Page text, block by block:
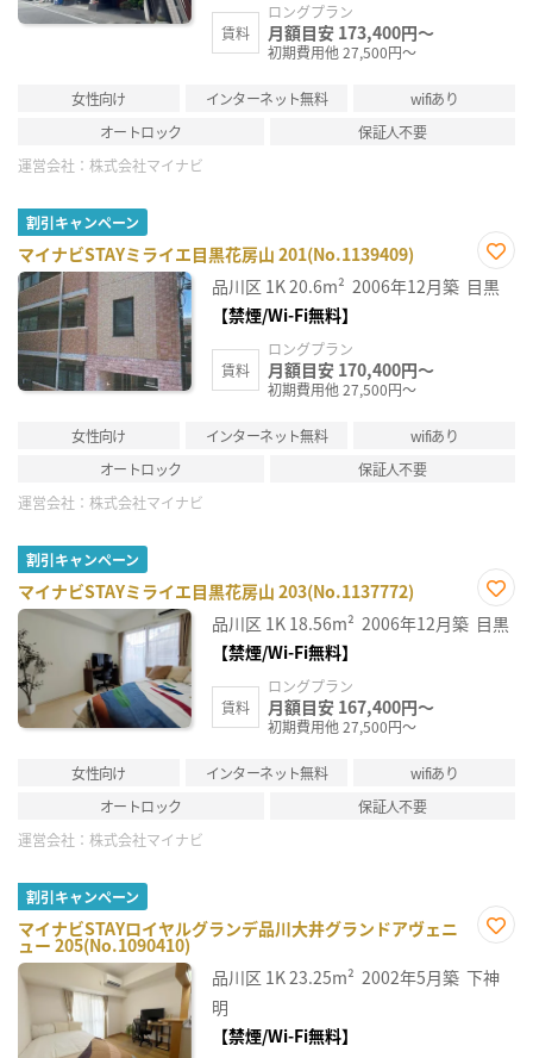
賃料
ロングプラン
月額目安 173,400円～
初期費用他 27,500円～
女性向け インターネット無料
wifiあり
オートロック
保証人不要
運営会社： 株式会社マイナビ
割引キャンペーン
マイナビSTAYミライエ目黒花房山 201(No.1139409)
お気
に入
品川区 1K20.6m² 2006年12月築 目黒
【禁煙/Wi-Fi無料】
賃料
ロングプラン
月額目安 170,400円～
初期費用他 27,500円～
女性向け インターネット無料
wifiあり
オートロック
保証人不要
運営会社： 株式会社マイナビ
割引キャンペーン
マイナビSTAYミライエ目黒花房山 203(No.1137772)
お気
に入
品川区 1K 18.56m² 2006年12月築 目黒
【禁煙/Wi-Fi無料】
賃料
ロングプラン
月額目安 167,400円～
初期費用他 27,500円～
女性向け インターネット無料
wifiあり
オートロック
保証人不要
運営会社： 株式会社マイナビ
割引キャンペーン
マイナビSTAYロイヤルグランデ品川大井グランドアヴェニ
ュー 205(No.1090410)
に入
り登
品川区 1K23.25m² 2002年5月築 下神
明
【禁煙/Wi-Fi無料】